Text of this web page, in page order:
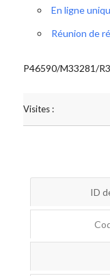
En ligne
Réunion de
P46590/M33281/
Visites :
ID